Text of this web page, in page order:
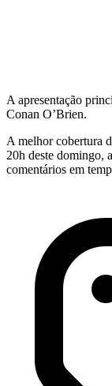
A apresentação
Conan O’Brien.
A melhor cobertura
20h deste domingo, a
comentários em